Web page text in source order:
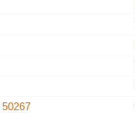
50267